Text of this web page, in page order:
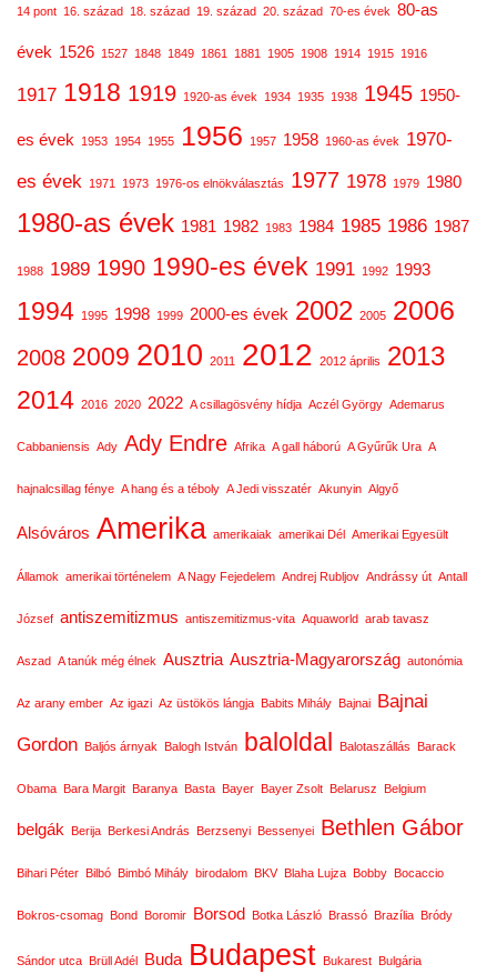
14 pont 16. század 18. század 19. század 20. század 70-es évek 80-as
évek 1526 1527 1848 1849 1861 1881 1905 1908 1914 1915 1916
1917 1918 1919 1920-as évek 1934 1935 1938 1945 1950-
es évek 1953 1954 1955 1956 1957 1958 1960-as évek
1970-
es évek 1971 1973 1976-os elnökválasztás 1977 1978 1979 1980
1980-as évek 1981 1982 1983 1984 1985 1986 1987
1988 1989 1990 1990-es évek 1991 1992 1993
1994 1995 1998 1999 2000-es évek 2002 2005 2006
2008 2009 2010 2011 2012 2012 április 2013
2014 2016 2020 2022 A csillagösvény hídja Aczél György Ademarus
Cabbaniensis Ady Ady Endre Afrika A gall háború A Gyűrűk Ura A
hajnalcsillag fénye A hang és a téboly A Jedi visszatér Akunyin Algyő
Alsóváros Amerika amerikaiak amerikai Dél Amerikai Egyesült
Államok amerikai történelem A Nagy Fejedelem Andrej Rubljov Andrássy út Antall
József antiszemitizmus antiszemitizmus-vita Aquaworld arab tavasz
Aszad A tanúk még élnek Ausztria Ausztria-Magyarország autonómia
Az arany ember Az igazi Az üstökös lángja Babits Mihály Bajnai Bajnai
Gordon Baljós árnyak Balogh István baloldal Balotaszállás Barack
Obama Bara Margit Baranya Basta Bayer Bayer Zsolt Belarusz Belgium
belgák Berija Berkesi András Berzsenyi Bessenyei Bethlen Gábor
Bihari Péter Bilbó Bimbó Mihály birodalom BKV Blaha Lujza Bobby Bocaccio
Bokros-csomag Bond Boromir Borsod Botka László Brassó Brazília Bródy
Sándor utca Brüll Adél Buda Budapest Bukarest Bulgária